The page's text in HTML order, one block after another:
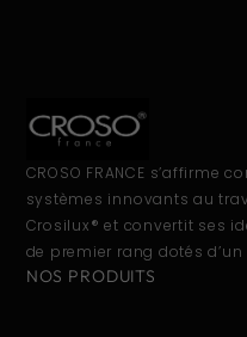
CROSO FRANCE s’affirme
systèmes innovants au
Crosilux® et convertit ses
de premier rang dotés
NOS PRODUITS